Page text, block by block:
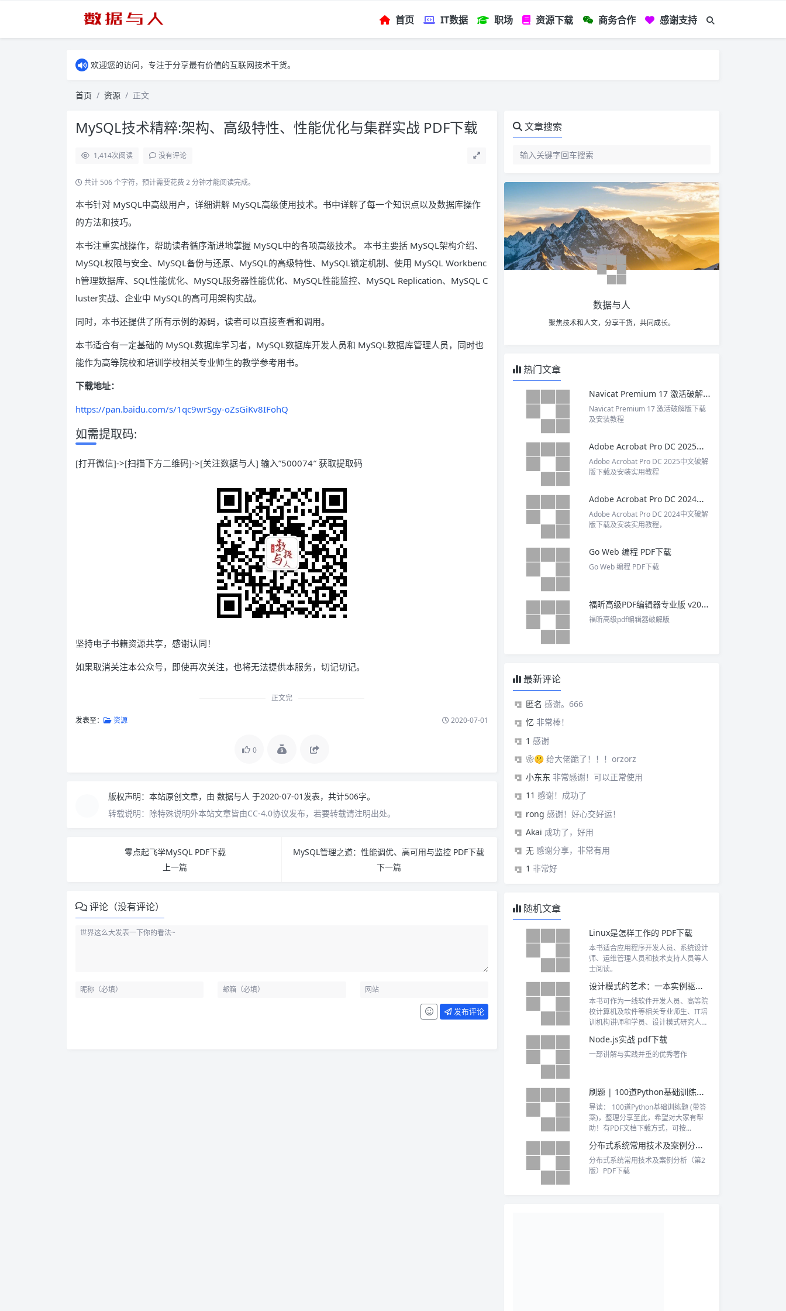
首页 IT数据 职场 资源下载 商务合作 感谢支持
欢迎您的访问，专注于分享最有价值的互联网技术干货。
首页 资源 正文
MySQL技术精粹:架构、高级特性、性能优化与集群实战 PDF下载
1,414次阅读 没有评论
共计 506 个字符，预计需要花费 2 分钟才能阅读完成。
本书针对 MySQL中高级用户，详细讲解 MySQL高级使用技术。书中详解了每一个知识点以及数据库操作
的方法和技巧。
本书注重实战操作，帮助读者循序渐进地掌握 MySQL中的各项高级技术。 本书主要括 MySQL架构介绍、
MySQL权限与安全、MySQL备份与还原、MySQL的高级特性、MySQL锁定机制、使用 MySQL Workbenc
h管理数据库、SQL性能优化、MySQL服务器性能优化、MySQL性能监控、MySQL Replication、MySQL C
luster实战、企业中 MySQL的高可用架构实战。
同时，本书还提供了所有示例的源码，读者可以直接查看和调用。
本书适合有一定基础的 MySQL数据库学习者，MySQL数据库开发人员和 MySQL数据库管理人员，同时也
能作为高等院校和培训学校相关专业师生的教学参考用书。
下载地址：
https://pan.baidu.com/s/1qc9wrSgy-oZsGiKv8IFohQ
如需提取码:
[打开微信]->[扫描下方二维码]->[关注数据与人] 输入”500074″ 获取提取码
坚持电子书籍资源共享，感谢认同！
如果取消关注本公众号，即使再次关注，也将无法提供本服务，切记切记。
正文完
发表至： 资源 2020-07-01
0
版权声明： 本站原创文章，由 数据与人 于2020-07-01发表，共计506字。
转载说明： 除特殊说明外本站文章皆由CC-4.0协议发布，若要转载请注明出处。
零点起飞学MySQL PDF下载
上一篇
MySQL管理之道：性能调优、高可用与监控 PDF下载
下一篇
评论（没有评论）
发布评论
文章搜索
数据与人
聚焦技术和人文，分享干货，共同成长。
热门文章
Navicat Premium 17 激活破解版下载及安装教程
Navicat Premium 17 激活破解版下载
及安装教程
Adobe Acrobat Pro DC 2025中文破解版下载及安装实用教程
Adobe Acrobat Pro DC 2025中文破解
版下载及安装实用教程
Adobe Acrobat Pro DC 2024中文破解版下载及安装实用教程
Adobe Acrobat Pro DC 2024中文破解
版下载及安装实用教程，
Go Web 编程 PDF下载
Go Web 编程 PDF下载
福昕高级PDF编辑器专业版 v2025 中文激活版
福昕高级pdf编辑器破解版
最新评论
匿名 感谢。666
忆 非常棒！
1 感谢
❀🤫 给大佬跪了！！！orzorz
小东东 非常感谢！可以正常使用
11 感谢！成功了
rong 感谢！好心交好运！
Akai 成功了，好用
无 感谢分享，非常有用
1 非常好
随机文章
Linux是怎样工作的 PDF下载
本书适合应用程序开发人员、系统设计
师、运维管理人员和技术支持人员等人
士阅读。
设计模式的艺术：一本实例驱动的设计模式实践指南 PDF下载
本书可作为一线软件开发人员、高等院
校计算机及软件等相关专业师生、IT培
训机构讲师和学员、设计模式研究人员
Node.js实战 pdf下载
一部讲解与实践并重的优秀著作
刷题 | 100道Python基础训练题 (带答案)
导读： 100道Python基础训练题 (带答
案)，整理分享至此，希望对大家有帮
助！有PDF文档下载方式，可按...
分布式系统常用技术及案例分析（第2版）PDF下载
分布式系统常用技术及案例分析（第2
版）PDF下载